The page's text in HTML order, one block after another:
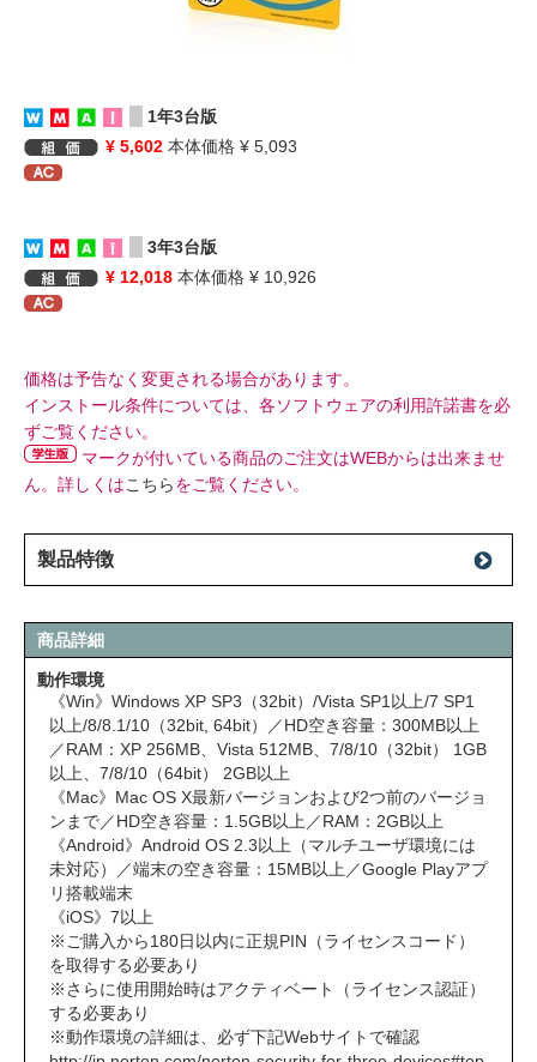
1年3台版
¥ 5,602 本体価格 ¥ 5,093
3年3台版
¥ 12,018 本体価格 ¥ 10,926
価格は予告なく変更される場合があります。
インストール条件については、各ソフトウェアの利用許諾書を必
ずご覧ください。
マークが付いている商品のご注文はWEBからは出来ませ
ん。詳しくはこちらをご覧ください。
製品特徴
商品詳細
動作環境
《Win》Windows XP SP3（32bit）/Vista SP1以上/7 SP1
以上/8/8.1/10（32bit, 64bit）／HD空き容量：300MB以上
／RAM：XP 256MB、Vista 512MB、7/8/10（32bit） 1GB
以上、7/8/10（64bit） 2GB以上
《Mac》Mac OS X最新バージョンおよび2つ前のバージョ
ンまで／HD空き容量：1.5GB以上／RAM：2GB以上
《Android》Android OS 2.3以上（マルチユーザ環境には
未対応）／端末の空き容量：15MB以上／Google Playアプ
リ搭載端末
《iOS》7以上
※ご購入から180日以内に正規PIN（ライセンスコード）
を取得する必要あり
※さらに使用開始時はアクティベート（ライセンス認証）
する必要あり
※動作環境の詳細は、必ず下記Webサイトで確認